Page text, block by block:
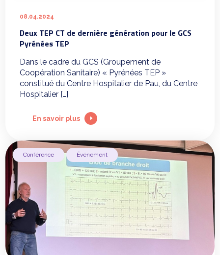
08.04.2024
Deux TEP CT de dernière génération pour le GCS
Pyrénées TEP
Dans le cadre du GCS (Groupement de
Coopération Sanitaire) « Pyrénées TEP »
constitué du Centre Hospitalier de Pau, du Centre
Hospitalier […]
En savoir plus
Conférence Événement